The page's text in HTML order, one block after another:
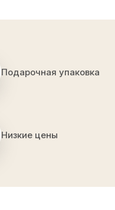
Подарочная упаковка
Низкие цены